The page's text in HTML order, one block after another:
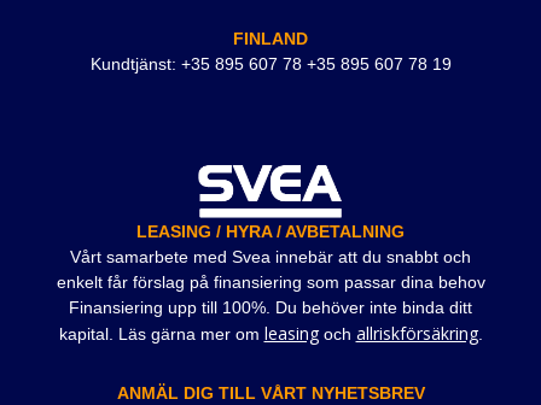
FINLAND
Kundtjänst: +35 895 607 78 +35 895 607 78 19
LEASING / HYRA / AVBETALNING
Vårt samarbete med Svea innebär att du snabbt och
enkelt får förslag på finansiering som passar dina behov
Finansiering upp till 100%. Du behöver inte binda ditt
kapital. Läs gärna mer om leasingoch allriskförsäkring.
ANMÄL DIG TILL VÅRT NYHETSBREV